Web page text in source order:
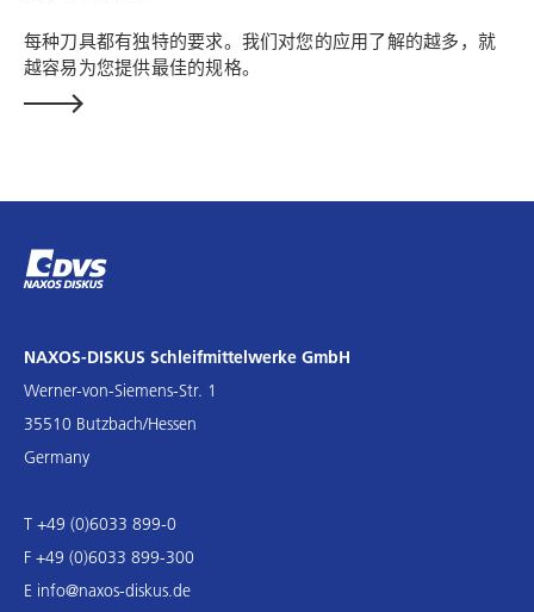
每种刀具都有独特的要求。我们对您的应用了解的越多，就
越容易为您提供最佳的规格。
NAXOS-DISKUS Schleifmittelwerke GmbH
Werner-von-Siemens-Str. 1
35510 Butzbach/Hessen
Germany
T +49 (0)6033 899-0
F +49 (0)6033 899-300
E info@naxos-diskus.de